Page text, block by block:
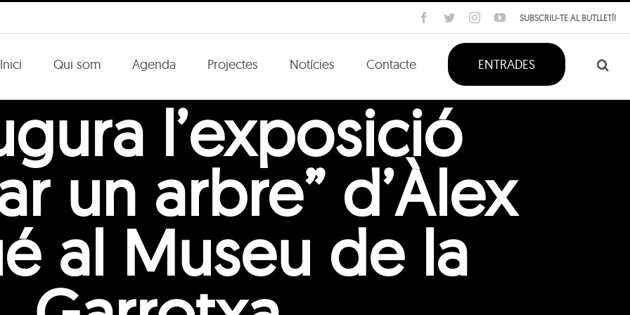
SUBSCRIU-TE AL BUTLLETÍ!
Facebook
TwitterInstagramYouTube
Inici Qui som Agenda Projectes Notícies Contacte ENTRADES
l’exposició
un arbre” d’Àlex
al Museu de la